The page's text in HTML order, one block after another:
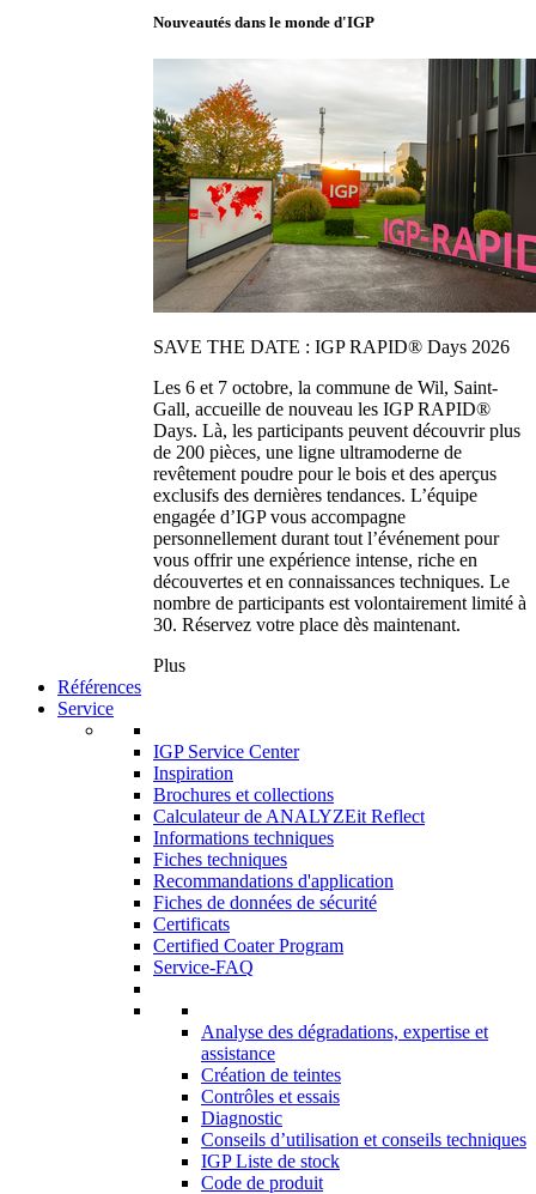
Nouveautés dans le monde d'IGP
SAVE THE DATE : IGP RAPID® Days 2026
Les 6 et 7 octobre, la commune de Wil, Saint-
Gall, accueille de nouveau les IGP RAPID®
Days. Là, les participants peuvent découvrir plus
de 200 pièces, une ligne ultramoderne de
revêtement poudre pour le bois et des aperçus
exclusifs des dernières tendances. L’équipe
engagée d’IGP vous accompagne
personnellement durant tout l’événement pour
vous offrir une expérience intense, riche en
découvertes et en connaissances techniques. Le
nombre de participants est volontairement limité à
30. Réservez votre place dès maintenant.
Plus
Références
Service
IGP Service Center
Inspiration
Brochures et collections
Calculateur de ANALYZEit Reflect
Informations techniques
Fiches techniques
Recommandations d'application
Fiches de données de sécurité
Certificats
Certified Coater Program
Service-FAQ
Analyse des dégradations, expertise et
assistance
Création de teintes
Contrôles et essais
Diagnostic
Conseils d’utilisation et conseils techniques
IGP Liste de stock
Code de produit